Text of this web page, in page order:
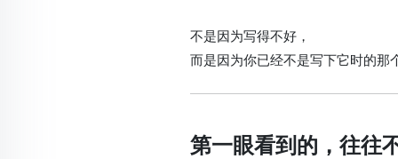
不是因为写得不好，
而是因为你已经不是写下它时的那
第一眼看到的，往往